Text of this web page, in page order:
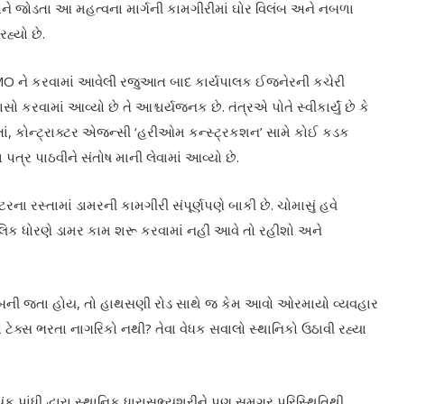
આ મહત્વના માર્ગની કામગીરીમાં ઘોર વિલંબ અને નબળા
છે.
ને કરવામાં આવેલી રજુઆત બાદ કાર્યપાલક ઈજનેરની કચેરી
કરવામાં આવ્યો છે તે આશ્ચર્યજનક છે. તંત્રએ પોતે સ્વીકાર્યું છે કે
કોન્ટ્રાક્ટર એજન્સી ‘હરીઓમ કન્સ્ટ્રકશન’ સામે કોઈ કડક
પત્ર પાઠવીને સંતોષ માની લેવામાં આવ્યો છે.
રસ્તામાં ડામરની કામગીરી સંપૂર્ણપણે બાકી છે. ચોમાસું હવે
ધોરણે ડામર કામ શરૂ કરવામાં નહીં આવે તો રહીશો અને
જતા હોય, તો હાથસણી રોડ સાથે જ કેમ આવો ઓરમાયો વ્યવહાર
ભરતા નાગરિકો નથી? તેવા વેધક સવાલો સ્થાનિકો ઉઠાવી રહ્યા